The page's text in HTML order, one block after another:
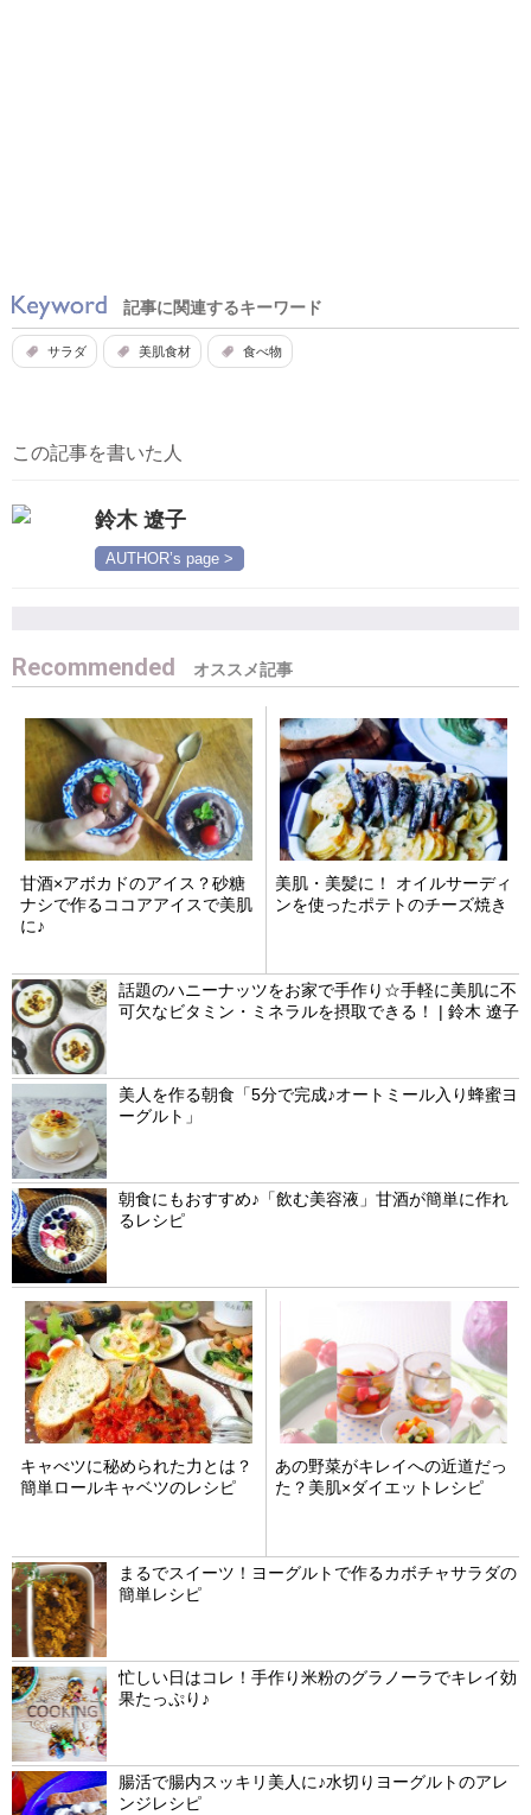
記事に関連するキーワード
サラダ 美肌食材 食べ物
この記事を書いた人
鈴木 遼子
AUTHOR’s page >
Recommended
甘酒×アボカドのアイス？砂糖
ナシで作るココアアイスで美肌
に♪
美肌・美髪に！ オイルサーディ
ンを使ったポテトのチーズ焼き
話題のハニーナッツをお家で手作り☆手軽に美肌に不
可欠なビタミン・ミネラルを摂取できる！ | 鈴木 遼子
美人を作る朝食「5分で完成♪オートミール入り蜂蜜ヨ
ーグルト」
朝食にもおすすめ♪「飲む美容液」甘酒が簡単に作れ
るレシピ
キャべツに秘められた力とは？
簡単ロールキャベツのレシピ
あの野菜がキレイへの近道だっ
た？美肌×ダイエットレシピ
まるでスイーツ！ヨーグルトで作るカボチャサラダの
簡単レシピ
忙しい日はコレ！手作り米粉のグラノーラでキレイ効
果たっぷり♪
腸活で腸内スッキリ美人に♪水切りヨーグルトのアレ
ンジレシピ